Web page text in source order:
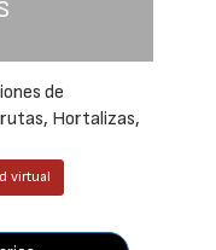
de
Hortalizas,
virtual